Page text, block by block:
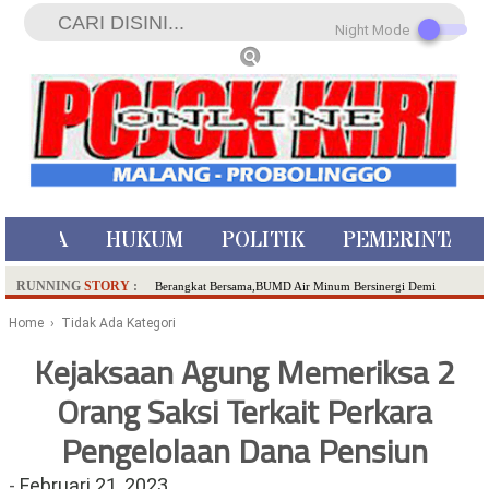
HUKUM POLITIK
RUNNING STORY : Berangkat Bersama,BUMD Air Minum Bersinergi Demi
Ditangkap di Kediri,Satu Buron
SDN Sumberejo 02 Kota Batu Kembangkan Program Inovasi
Literasi Melalui LASKAR JODA, Usung Filosofi Gelar Sehelai
Tikar
Ambulance Dari Berbagai Daerah Padati Kota Wisata Batu
Home › Tidak Ada Kategori
Kejaksaan Agung Memeriksa 2
Orang Saksi Terkait Perkara
Pengelolaan Dana Pensiun
Night Mode